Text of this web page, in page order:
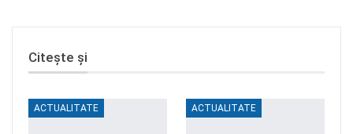
Citește și
ACTUALITATE ACTUALITATE